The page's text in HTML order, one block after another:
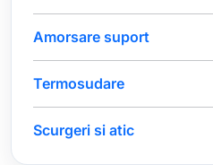
Amorsare suport
Termosudare
Scurgeri si atic